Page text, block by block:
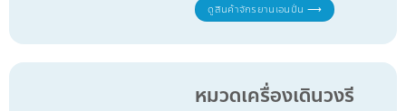
ดูสินค้าจักรยานเอนปั่น ⟶
หมวดเครื่องเดินวงรี